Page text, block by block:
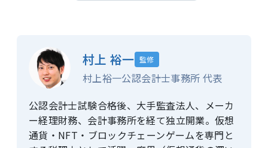
村上 裕一 監修
村上裕一公認会計士事務所 代表
公認会計士試験合格後、大手監査法人、メーカ
ー経理財務、会計事務所を経て独立開業。仮想
通貨・NFT・ブロックチェーンゲームを専門と